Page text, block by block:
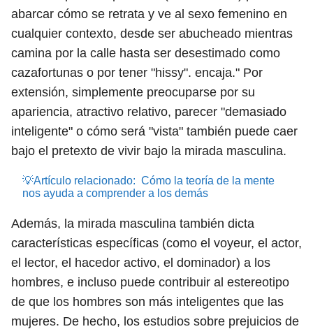
abarcar cómo se retrata y ve al sexo femenino en
cualquier contexto, desde ser abucheado mientras
camina por la calle hasta ser desestimado como
cazafortunas o por tener "hissy". encaja." Por
extensión, simplemente preocuparse por su
apariencia, atractivo relativo, parecer "demasiado
inteligente" o cómo será "vista" también puede caer
bajo el pretexto de vivir bajo la mirada masculina.
💡Artículo relacionado: Cómo la teoría de la mente
nos ayuda a comprender a los demás
Además, la mirada masculina también dicta
características específicas (como el voyeur, el actor,
el lector, el hacedor activo, el dominador) a los
hombres, e incluso puede contribuir al estereotipo
de que los hombres son más inteligentes que las
mujeres. De hecho, los estudios sobre prejuicios de